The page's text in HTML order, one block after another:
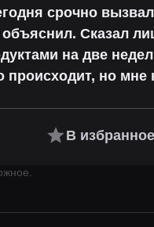
срочно
Сказал
на две
происходит, но мне
В избранное